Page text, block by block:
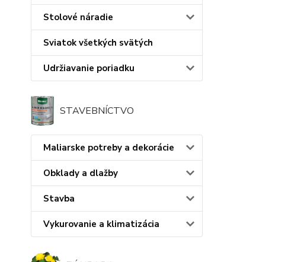
Stolové náradie
Sviatok všetkých svätých
Udržiavanie poriadku
STAVEBNÍCTVO
Maliarske potreby a dekorácie
Obklady a dlažby
Stavba
Vykurovanie a klimatizácia